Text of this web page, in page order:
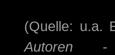
(Quelle: u.a.
Autoren -